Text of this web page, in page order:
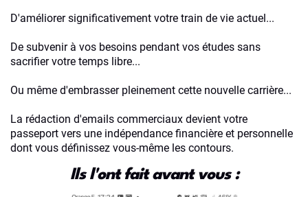
D'améliorer significativement votre train de vie actuel...
De subvenir à vos besoins pendant vos études sans
sacrifier votre temps libre...
Ou même d'embrasser pleinement cette nouvelle carrière...
La rédaction d'emails commerciaux devient votre
passeport vers une indépendance financière et personnelle
dont vous définissez vous-même les contours.
Ils l'ont fait avant vous :